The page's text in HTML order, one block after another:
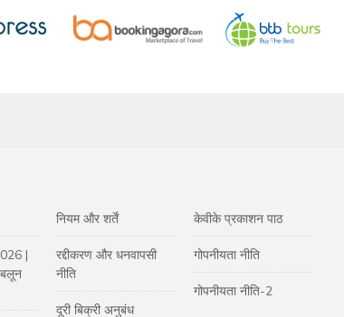
|
नियम और शर्तें
रद्दीकरण और धनवापसी
नीति
दूरी बिक्री अनुबंध
केवीके प्रकाशन पाठ
गोपनीयता नीति
गोपनीयता नीति-2